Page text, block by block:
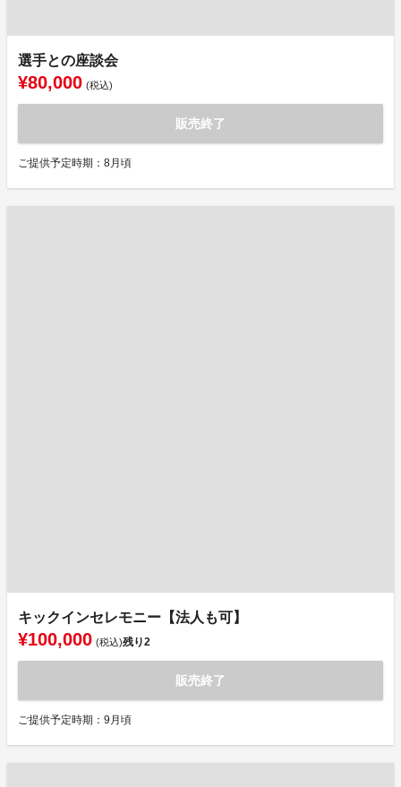
選手との座談会
¥80,000 (税込)
販売終了
ご提供予定時期：8月頃
キックインセレモニー【法人も可】
¥100,000 (税込)残り2
販売終了
ご提供予定時期：9月頃